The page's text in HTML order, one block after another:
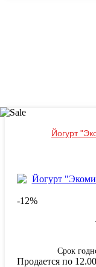
Йогурт
-12%
Срок
Продается по